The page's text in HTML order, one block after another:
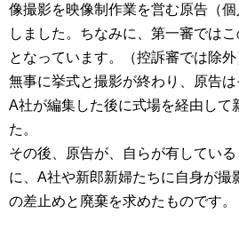
像撮影を映像制作業を営む原告（
しました。ちなみに、第一審では
となっています。（控訴審では除外
無事に挙式と撮影が終わり、原告は
A社が編集した後に式場を経由して
た。
その後、原告が、自らが有してい
に、A社や新郎新婦たちに自身が撮
の差止めと廃棄を求めたものです。